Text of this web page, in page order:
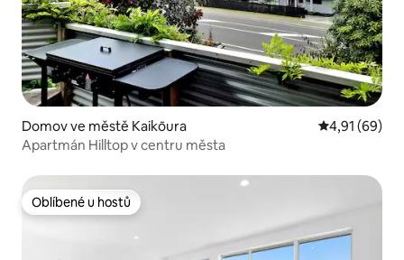
Domov ve městě Kaikōura Průměrné
4,91 (69)
Apartmán Hilltop v centru města
Oblíbené u hostů
Oblíbené u hostů